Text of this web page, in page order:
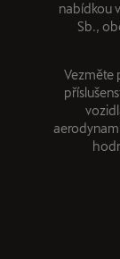
nabídkou
Sb.,
Vezměte